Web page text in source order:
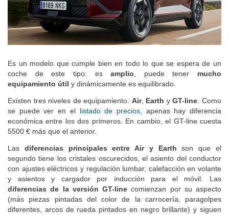
Es un modelo que cumple bien en todo lo que se espera de un
coche de este tipo: esamplio, puede tener mucho
equipamiento útil y dinámicamente es equilibrado.
Existen tres niveles de equipamiento: Air, Earth yGT-line. Como
se puede ver en el listado de precios, apenas hay diferencia
económica entre los dos primeros. En cambio, el GT-line cuesta
5500 € más que el anterior.
Las diferencias principales entre Air y Earth son que el
segundo tiene los cristales oscurecidos, el asiento del conductor
con ajustes eléctricos y regulación lumbar, calefacción en volante
y asientos y cargador por inducción para el móvil. Las
diferencias de la versión GT-line comienzan por su aspecto
(más piezas pintadas del color de la carrocería, paragolpes
diferentes, arcos de rueda pintados en negro brillante) y siguen